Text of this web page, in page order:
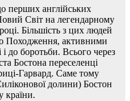
перших англійських
Світ на легендарному
Більшість з цих людей
Походження, активними
до боротьби. Всього через
Бостона переселенці
Гарвард. Саме тому
долини) Бостон
країни.